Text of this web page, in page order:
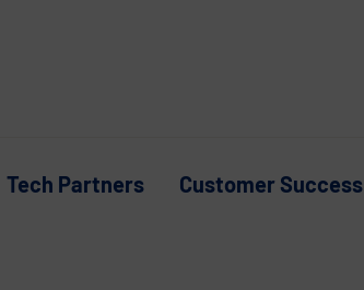
Tech Partners Customer Success